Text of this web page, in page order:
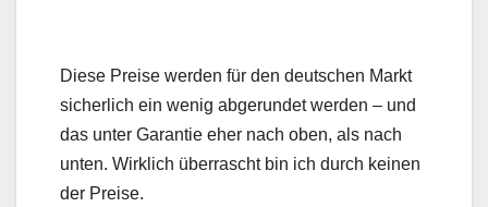
Diese Preise werden für den deutschen Markt
sicherlich ein wenig abgerundet werden – und
das unter Garantie eher nach oben, als nach
unten. Wirklich überrascht bin ich durch keinen
der Preise.